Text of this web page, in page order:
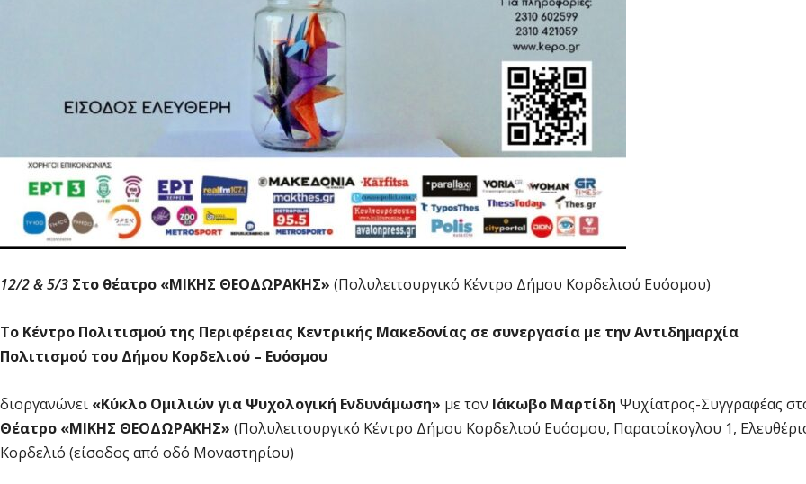
12/2 & 5/3 Στο θέατρο «ΜΙΚΗΣ ΘΕΟΔΩΡΑΚΗΣ» (Πολυλειτουργικό Κέντρο Δήμου Κορδελιού Ευόσμου)
Το Κέντρο Πολιτισμού της Περιφέρειας Κεντρικής Μακεδονίας σε συνεργασία με την Αντιδημαρχία
Πολιτισμού του Δήμου Κορδελιού – Ευόσμου
διοργανώνει «Κύκλο Ομιλιών για Ψυχολογική Ενδυνάμωση» με τον Ιάκωβο Μαρτίδη Ψυχίατρος-Συγγραφέας
Θέατρο «ΜΙΚΗΣ ΘΕΟΔΩΡΑΚΗΣ» (Πολυλειτουργικό Κέντρο Δήμου Κορδελιού Ευόσμου, Παρατσίκογλου 1,
Κορδελιό (είσοδος από οδό Μοναστηρίου)